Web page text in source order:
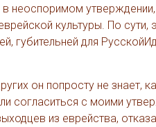
неоспоримом
культуры. По сути,
губительней для
он попросту не знает,
согласиться с моими
из еврейства,